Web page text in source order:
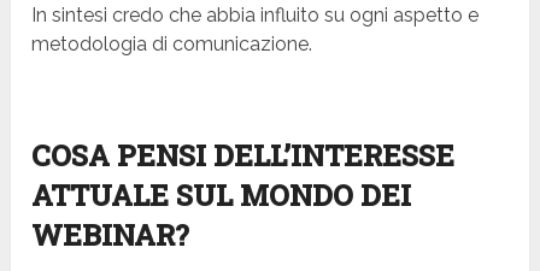
In sintesi credo che abbia influito su ogni aspetto e
metodologia di comunicazione.
COSA PENSI DELL’INTERESSE
ATTUALE SUL MONDO DEI
WEBINAR?